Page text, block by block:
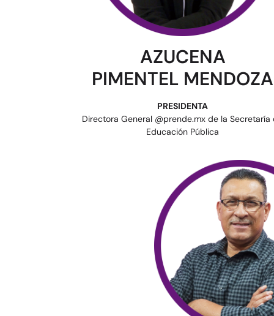
AZUCENA
PIMENTEL MENDOZA
PRESIDENTA
Directora General @prende.mx de la Secretaría
Educación Pública